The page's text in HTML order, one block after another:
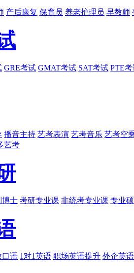
产后康复 保育员 养老护理员 早教师
GRE考试 GMAT考试 SAT考试 PTE
播音主持 艺考表演 艺考音乐 艺考空
艺考
博士 考研专业课 非统考专业课 专业
口语 1对1英语 职场英语提升 外企英